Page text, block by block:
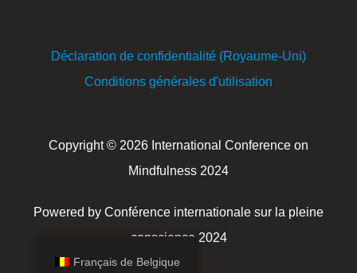
Déclaration de confidentialité (Royaume-Uni)
Conditions générales d'utilisation
Copyright © 2026 International Conference on
Mindfulness 2024
Powered by Conférence internationale sur la pleine
conscience 2024
Français de Belgique